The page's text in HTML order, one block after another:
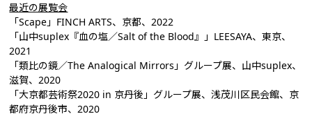
最近の展覧会
「Scape」FINCH ARTS、京都、2022
「山中suplex『血の塩／Salt of the Blood』」LEESAYA、東京、
2021
「類比の鏡／The Analogical Mirrors」グループ展、山中suplex、
滋賀、2020
「大京都芸術祭2020 in 京丹後」グループ展、浅茂川区民会館、京
都府京丹後市、2020